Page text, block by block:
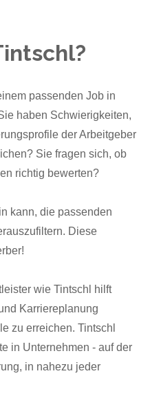
passenden Job in
haben Schwierigkeiten,
der Arbeitgeber
Sie fragen sich, ob
richtig bewerten?
kann, die passenden
Diese
wie Tintschl hilft
Karriereplanung
zu erreichen. Tintschl
in Unternehmen - auf der
in nahezu jeder